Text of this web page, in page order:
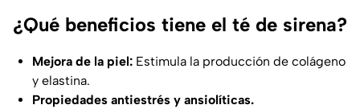
¿Qué beneficios tiene el té de sirena?
Mejora de la piel: Estimula la producción de colágeno
y elastina.
Propiedades antiestrés y ansiolíticas.